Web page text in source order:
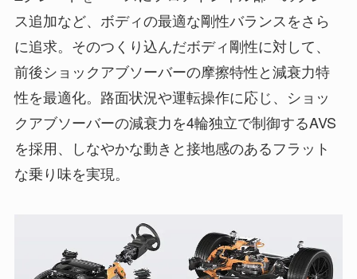
ス追加など、ボディの最適な剛性バランスをさら
に追求。そのつくり込んだボディ剛性に対して、
前後ショックアブソーバーの摩擦特性と減衰力特
性を最適化。路面状況や運転操作に応じ、ショッ
クアブソーバーの減衰力を4輪独立で制御するAVS
を採用、しなやかな動きと接地感のあるフラット
な乗り味を実現。